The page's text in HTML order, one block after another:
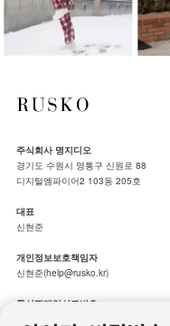
주식회사 명지디오
경기도 수원시 영통구 신원로 88
디지털엠파이어2 103동 205호
대표
신현준
개인정보보호책임자
신현준(help@rusko.kr)
통신판매업신고번호